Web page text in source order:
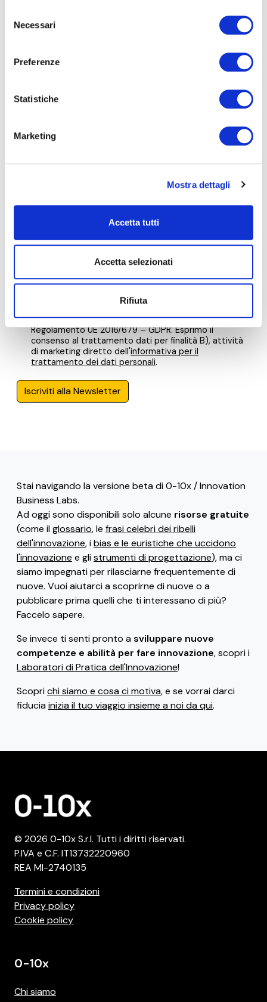
delNecessari
Preferenze
Statistiche
Marketing
Mostra dettagli
Accetta tutti
Accetta selezionati
Rifiuta
Note di innovazione
con obiettivi di crescita, nella forma in cui li usiamo nei
laboratori di pratica con le PMI: applicabili con le
Ai sensi e per gli effetti degli artt. 6, 7, 12, 13 del
Regolamento UE 2016/679 – GDPR. Esprimo il
consenso al trattamento dati per finalità B), attività
di marketing diretto dell'informativa per il
trattamento dei dati personali.
Iscriviti alla Newsletter
Stai navigando la versione beta di 0-10x / Innovation
Business Labs.
Ad oggi sono disponibili solo alcune risorse gratuite
(come ilglossario, le frasi celebri dei ribelli
dell'innovazione, ibias e le euristiche che uccidono
l'innovazione e glistrumenti di progettazione), ma ci
siamo impegnati per rilasciarne frequentemente di
nuove. Vuoi aiutarci a scoprirne di nuove o a
pubblicare prima quelli che ti interessano di più?
Faccelo sapere.
Se invece ti senti pronto asviluppare nuove
competenze e abilità per fare innovazione, scopri i
Laboratori di Pratica dell'Innovazione!
Scoprichi siamo e cosa ci motiva, e se vorrai darci
fiduciainizia il tuo viaggio insieme a noi da qui.
© 2026 0-10x S.r.l. Tutti i diritti riservati.
P.IVA e C.F. IT13732220960
REA MI-2740135
Termini e condizioni
Privacy policy
Cookie policy
0-10x
Chi siamo